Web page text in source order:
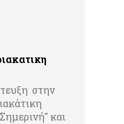
στην
και